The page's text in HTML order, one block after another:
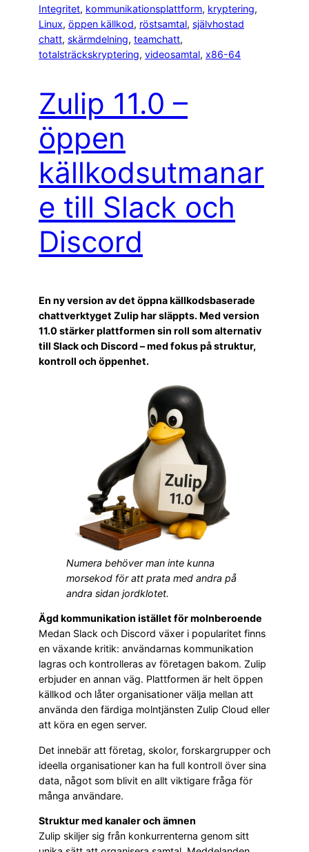
Integritet, kommunikationsplattform, kryptering
Linux, öppen källkod, röstsamtal, självhostad
chatt, skärmdelning, teamchatt
totalsträckskryptering, videosamtal, x86-64
Zulip 11.0 –
öppen
källkodsutmanar
e till Slack och
Discord
En ny version av det öppna källkodsbaserade
chattverktyget Zulip har släppts. Med version
11.0 stärker plattformen sin roll som alternativ
till Slack och Discord – med fokus på struktur,
kontroll och öppenhet.
Numera behöver man inte kunna
morsekod för att prata med andra på
andra sidan jordklotet.
Ägd kommunikation istället för molnberoende
Medan Slack och Discord växer i popularitet finns
en växande kritik: användarnas kommunikation
lagras och kontrolleras av företagen bakom. Zulip
erbjuder en annan väg. Plattformen är helt öppen
källkod och låter organisationer välja mellan att
använda den färdiga molntjänsten Zulip Cloud eller
att köra en egen server.
Det innebär att företag, skolor, forskargrupper och
ideella organisationer kan ha full kontroll över sina
data, något som blivit en allt viktigare fråga för
många användare.
Struktur med kanaler och ämnen
Zulip skiljer sig från konkurrenterna genom sitt